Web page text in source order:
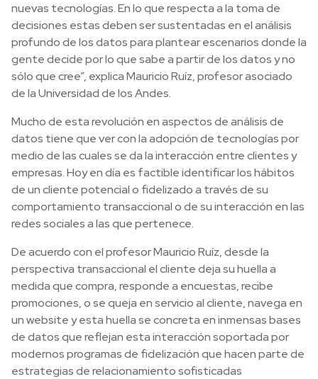
nuevas tecnologías. En lo que respecta a la toma de
decisiones estas deben ser sustentadas en el análisis
profundo de los datos para plantear escenarios donde la
gente decide por lo que sabe a partir de los datos y no
sólo que cree”, explica Mauricio Ruíz, profesor asociado
de la Universidad de los Andes.
Mucho de esta revolución en aspectos de análisis de
datos tiene que ver con la adopción de tecnologías por
medio de las cuales se da la interacción entre clientes y
empresas. Hoy en día es factible identificar los hábitos
de un cliente potencial o fidelizado a través de su
comportamiento transaccional o de su interacción en las
redes sociales a las que pertenece.
De acuerdo con el profesor Mauricio Ruíz, desde la
perspectiva transaccional el cliente deja su huella a
medida que compra, responde a encuestas, recibe
promociones, o se queja en servicio al cliente, navega en
un website y esta huella se concreta en inmensas bases
de datos que reflejan esta interacción soportada por
modernos programas de fidelización que hacen parte de
estrategias de relacionamiento sofisticadas